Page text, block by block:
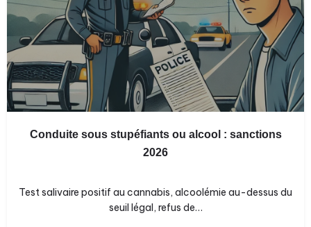
Conduite sous stupéfiants ou alcool : sanctions
2026
Test salivaire positif au cannabis, alcoolémie au-dessus du
seuil légal, refus de…